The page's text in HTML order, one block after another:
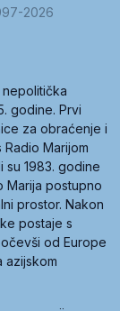
2026
godine. Prvi
za obraćenje i
Marijom
su 1983. godine
Marija postupno
prostor. Nakon
postaje s
od Europe
azijskom